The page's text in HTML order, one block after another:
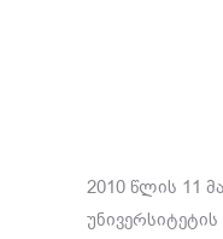
2010 წლის 11